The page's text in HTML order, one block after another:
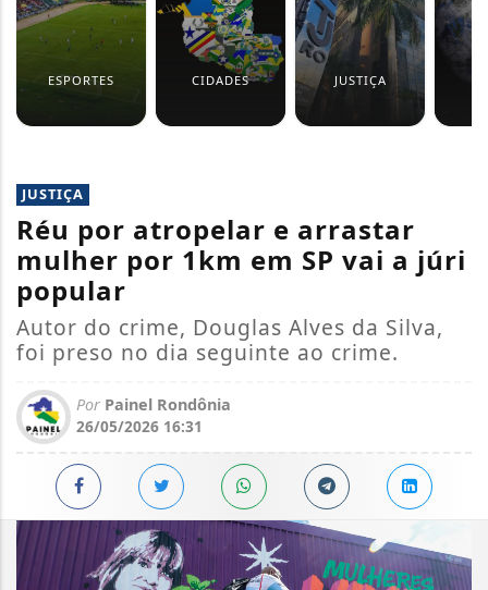
ESPORTES CIDADES JUSTIÇA
JUSTIÇA
Réu por atropelar e arrastar
mulher por 1km em SP vai a júri
popular
Autor do crime, Douglas Alves da Silva,
foi preso no dia seguinte ao crime.
Por Painel Rondônia
26/05/2026 16:31